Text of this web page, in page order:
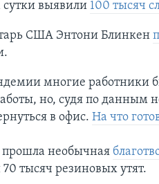
выявили 100 тысяч
США Энтони Блинкен
многие работники
но, судя по данным
в офис. На что
прошла необычная
70 тысяч резиновых утят.